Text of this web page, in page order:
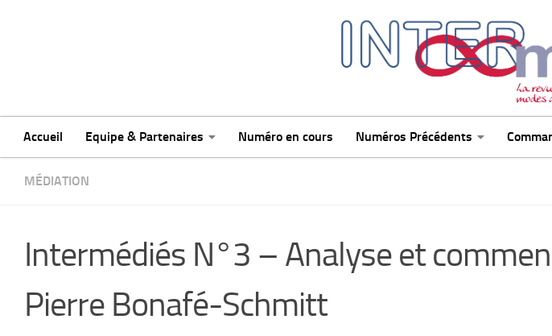
Accueil Equipe & Partenaires Numéro en cours Numéros Précédents
MÉDIATION
Intermédiés N°3 – Analyse et
Pierre Bonafé-Schmitt